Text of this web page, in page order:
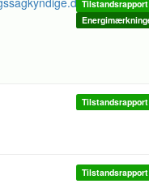
Tilstandsrapport
Tilstandsrapport
Tilstandsrapport